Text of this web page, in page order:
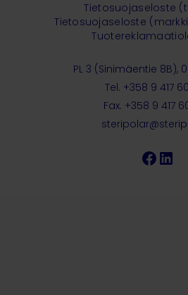
PL 3 (Sinimäentie 8B),
Tel. +358 9 417
Fax. +358 9 417
Tietosuojaseloste
Tietosuojaseloste